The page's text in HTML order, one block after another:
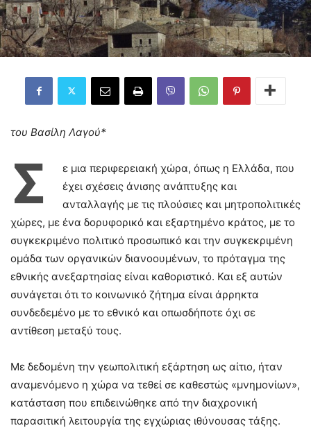
του Βασίλη Λαγού*
Σ
ε μια περιφερειακή χώρα, όπως η Ελλάδα, που
έχει σχέσεις άνισης ανάπτυξης και
ανταλλαγής με τις πλούσιες και μητροπολιτικές
χώρες, με ένα δορυφορικό και εξαρτημένο κράτος, με το
συγκεκριμένο πολιτικό προσωπικό και την συγκεκριμένη
ομάδα των οργανικών διανοουμένων, το πρόταγμα της
εθνικής ανεξαρτησίας είναι καθοριστικό. Και εξ αυτών
συνάγεται ότι το κοινωνικό ζήτημα είναι άρρηκτα
συνδεδεμένο με το εθνικό και οπωσδήποτε όχι σε
αντίθεση μεταξύ τους.
Με δεδομένη την γεωπολιτική εξάρτηση ως αίτιο, ήταν
αναμενόμενο η χώρα να τεθεί σε καθεστώς «μνημονίων»,
κατάσταση που επιδεινώθηκε από την διαχρονική
παρασιτική λειτουργία της εγχώριας ιθύνουσας τάξης.